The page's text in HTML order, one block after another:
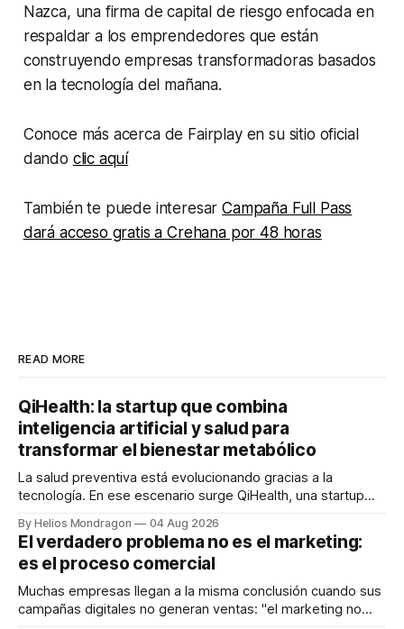
Nazca, una firma de capital de riesgo enfocada en
respaldar a los emprendedores que están
construyendo empresas transformadoras basados
en la tecnología del mañana.
Conoce más acerca de Fairplay en su sitio oficial
dando clic aquí
También te puede interesarCampaña Full Pass
dará acceso gratis a Crehana por 48 horas
READ MORE
QiHealth: la startup que combina
inteligencia artificial y salud para
transformar el bienestar metabólico
La salud preventiva está evolucionando gracias a la
tecnología. En ese escenario surge QiHealth, una startup
dispositivos inteligentes, inteligencia artificial y monitoreo
en tiempo real para ayudar a las personas a tomar mejores
decisiones sobre su salud metabólica. Su propuesta busca
responder
By Helios Mondragon 04 Aug 2026
El verdadero problema no es el marketing:
es el proceso comercial
Muchas empresas llegan a la misma conclusión cuando sus
campañas digitales no generan ventas: "el marketing no